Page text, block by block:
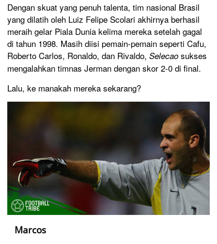
Dengan skuat yang penuh talenta, tim nasional Brasil
yang dilatih oleh Luiz Felipe Scolari akhirnya berhasil
meraih gelar Piala Dunia kelima mereka setelah gagal
di tahun 1998. Masih diisi pemain-pemain seperti Cafu,
Roberto Carlos, Ronaldo, dan Rivaldo, Selecao sukses
mengalahkan timnas Jerman dengan skor 2-0 di final.
Lalu, ke manakah mereka sekarang?
Marcos